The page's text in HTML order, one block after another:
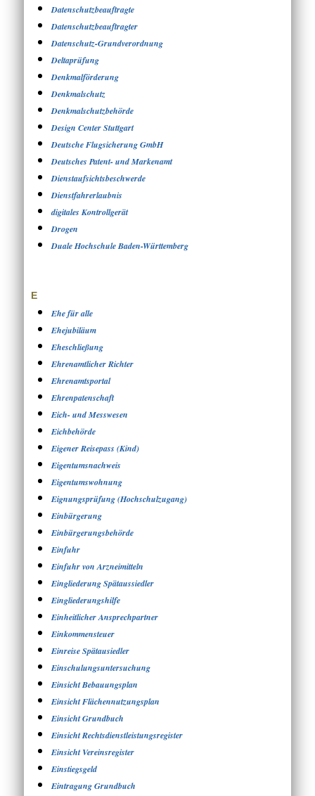
Datenschutzbeauftragte
Datenschutzbeauftragter
Datenschutz-Grundverordnung
Deltaprüfung
Denkmalförderung
Denkmalschutz
Denkmalschutzbehörde
Design Center Stuttgart
Deutsche Flugsicherung GmbH
Deutsches Patent- und Markenamt
Dienstaufsichtsbeschwerde
Dienstfahrerlaubnis
digitales Kontrollgerät
Drogen
Duale Hochschule Baden-Württemberg
E
Ehe für alle
Ehejubiläum
Eheschließung
Ehrenamtlicher Richter
Ehrenamtsportal
Ehrenpatenschaft
Eich- und Messwesen
Eichbehörde
Eigener Reisepass (Kind)
Eigentumsnachweis
Eigentumswohnung
Eignungsprüfung (Hochschulzugang)
Einbürgerung
Einbürgerungsbehörde
Einfuhr
Einfuhr von Arzneimitteln
Eingliederung Spätaussiedler
Eingliederungshilfe
Einheitlicher Ansprechpartner
Einkommensteuer
Einreise Spätausiedler
Einschulungsuntersuchung
Einsicht Bebauungsplan
Einsicht Flächennutzungsplan
Einsicht Grundbuch
Einsicht Rechtsdienstleistungsregister
Einsicht Vereinsregister
Einstiegsgeld
Eintragung Grundbuch